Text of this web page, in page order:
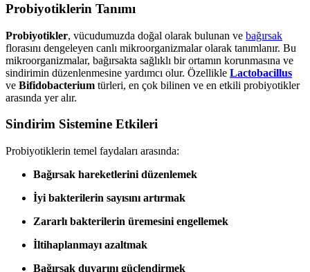
Probiyotiklerin Tanımı
Probiyotikler, vücudumuzda doğal olarak bulunan ve bağırsak
florasını dengeleyen canlı mikroorganizmalar olarak tanımlanır. Bu
mikroorganizmalar, bağırsakta sağlıklı bir ortamın korunmasına ve
sindirimin düzenlenmesine yardımcı olur. Özellikle Lactobacillus
ve Bifidobacterium türleri, en çok bilinen ve en etkili probiyotikler
arasında yer alır.
Sindirim Sistemine Etkileri
Probiyotiklerin temel faydaları arasında:
Bağırsak hareketlerini düzenlemek
İyi bakterilerin sayısını artırmak
Zararlı bakterilerin üremesini engellemek
İltihaplanmayı azaltmak
Bağırsak duvarını güçlendirmek